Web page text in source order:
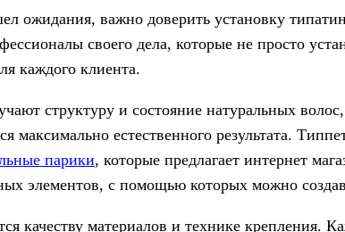
ожидания, важно доверить установку
своего дела, которые не просто
каждого клиента.
структуру и состояние натуральных
максимально естественного результата.
парики, которые предлагает интернет
элементов, с помощью которых можно
качеству материалов и технике крепления.